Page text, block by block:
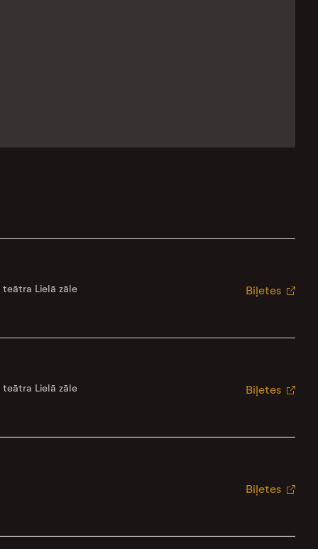
teātra Lielā zāle Biļetes
teātra Lielā zāle Biļetes
Biļetes